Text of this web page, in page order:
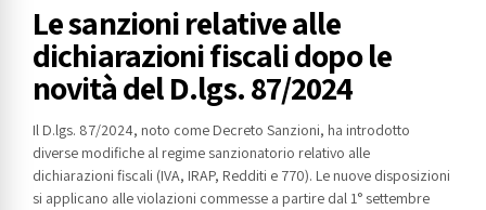
Le sanzioni relative alle
dichiarazioni fiscali dopo le
novità del D.lgs. 87/2024
Il D.lgs. 87/2024, noto come Decreto Sanzioni, ha introdotto
diverse modifiche al regime sanzionatorio relativo alle
dichiarazioni fiscali (IVA, IRAP, Redditi e 770). Le nuove disposizioni
si applicano alle violazioni commesse a partire dal 1° settembre